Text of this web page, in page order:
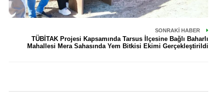
SONRAKI HABER
TÜBİTAK Projesi Kapsamında Tarsus İlçesine Bağlı Baharlı
Mahallesi Mera Sahasında Yem Bitkisi Ekimi Gerçekleştirildi